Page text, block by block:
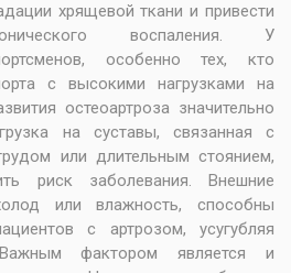
хрящевой ткани и привести
воспаления. У
особенно тех, кто
с высокими нагрузками на
остеоартроза значительно
на суставы, связанная с
или длительным стоянием,
риск заболевания. Внешние
или влажность, способны
с артрозом, усугубляя
фактором является и